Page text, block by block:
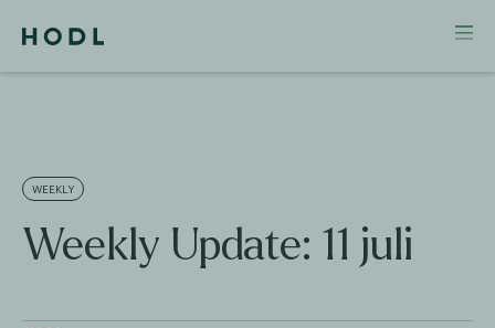
WEEKLY
Weekly Update: 11 juli